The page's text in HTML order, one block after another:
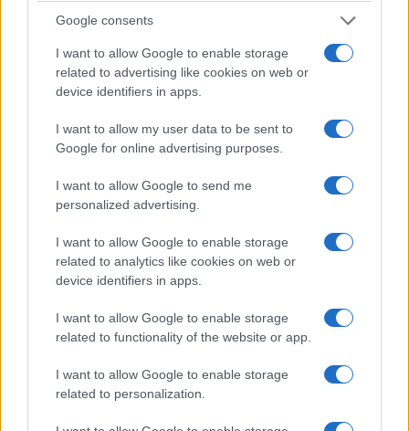
Google consents
I want to allow Google to enable storage
related to advertising like cookies on web or
device identifiers in apps.
I want to allow my user data to be sent to
Google for online advertising purposes.
I want to allow Google to send me
personalized advertising.
I want to allow Google to enable storage
related to analytics like cookies on web or
device identifiers in apps.
I want to allow Google to enable storage
related to functionality of the website or app.
I want to allow Google to enable storage
related to personalization.